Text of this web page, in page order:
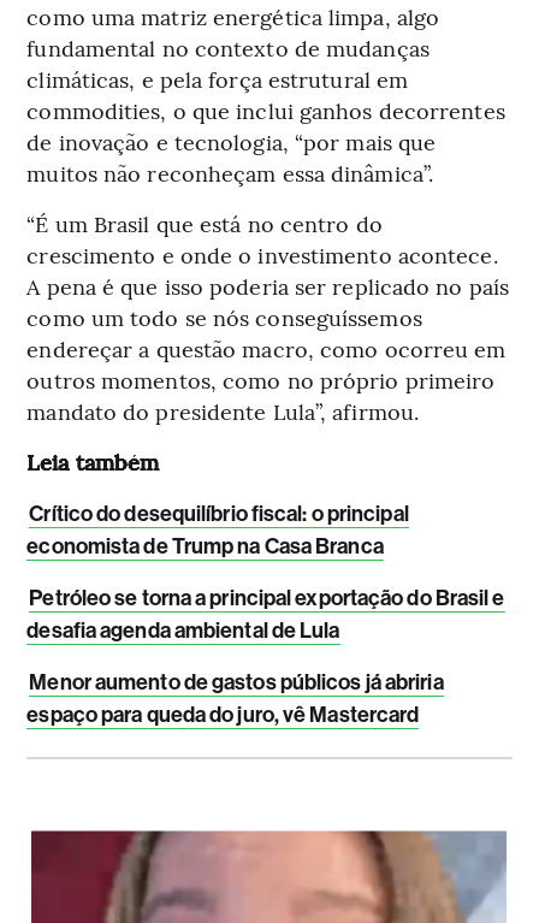
como uma matriz energética limpa, algo
fundamental no contexto de mudanças
climáticas, e pela força estrutural em
commodities, o que inclui ganhos decorrentes
de inovação e tecnologia, “por mais que
muitos não reconheçam essa dinâmica”.
“É um Brasil que está no centro do
crescimento e onde o investimento acontece.
A pena é que isso poderia ser replicado no país
como um todo se nós conseguíssemos
endereçar a questão macro, como ocorreu em
outros momentos, como no próprio primeiro
mandato do presidente Lula”, afirmou.
Leia também
Crítico do desequilíbrio fiscal: o principal
economista de Trump na Casa Branca
Petróleo se torna a principal exportação do Brasil e
desafia agenda ambiental de Lula
Menor aumento de gastos públicos já abriria
espaço para queda do juro, vê Mastercard